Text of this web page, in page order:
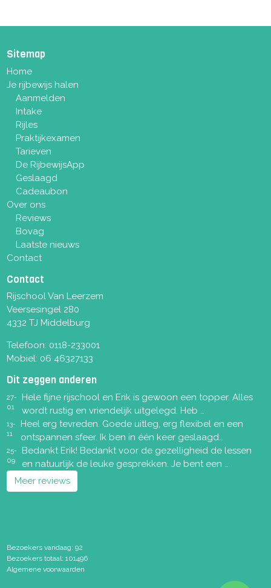
Sitemap
Home
Je rijbewijs halen
Aanmelden
Intake
Rijles
Praktijkexamen
Tarieven
De RijbewijsApp
Geslaagd
Cadeaubon
Over ons
Reviews
Bovag
Laatste nieuws
Contact
Contact
Rijschool Van Leerzem
Veersesingel 280
4332 TJ Middelburg
Telefoon: 0118-233001
Mobiel: 06 46327133
Dit zeggen anderen
27-
01
Hele fijne rijschool en Erik is gewoon een topper. Alles
wordt rustig en vriendelijk uitgelegd. Heb …
13-
11
Heel erg tevreden. Goede uitleg, erg flexibel en een
ontspannen sfeer. Ik ben in één keer geslaagd…
25-
09
Bedankt Erik! Bedankt voor de gezelligheid de lessen
en natuurlijk de leuke gesprekken. Je bent een …
Meer reviews
Bezoekers vandaag: 92
Bezoekers totaal: 101496
Algemene voorwaarden